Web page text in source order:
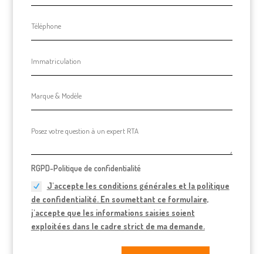
RGPD-Politique de confidentialité
J'accepte les conditions générales et la politique
de confidentialité. En soumettant ce formulaire,
j'accepte que les informations saisies soient
exploitées dans le cadre strict de ma demande.